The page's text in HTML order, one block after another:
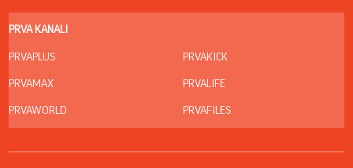
PRVA KANALI
PRVAPLUS
PRVAMAX
PRVAWORLD
PRVAKICK
PRVALIFE
PRVAFILES